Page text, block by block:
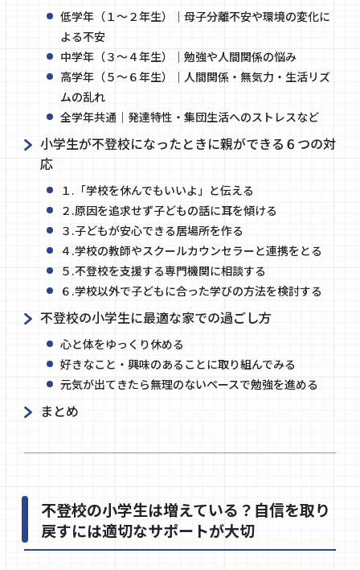
低学年（１～２年生）｜母子分離不安や環境の変化に
よる不安
中学年（３～４年生）｜勉強や人間関係の悩み
高学年（５～６年生）｜人間関係・無気力・生活リズ
ムの乱れ
全学年共通｜発達特性・集団生活へのストレスなど
小学生が不登校になったときに親ができる６つの対
応
１.「学校を休んでもいいよ」と伝える
２.原因を追求せず子どもの話に耳を傾ける
３.子どもが安心できる居場所を作る
４.学校の教師やスクールカウンセラーと連携をとる
５.不登校を支援する専門機関に相談する
６.学校以外で子どもに合った学びの方法を検討する
不登校の小学生に最適な家での過ごし方
心と体をゆっくり休める
好きなこと・興味のあることに取り組んでみる
元気が出てきたら無理のないペースで勉強を進める
まとめ
不登校の小学生は増えている？自信を取り
戻すには適切なサポートが大切